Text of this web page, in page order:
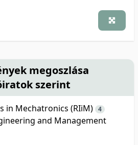
megoszlása
szerint
in Mechatronics (RIiM) 4
and Management